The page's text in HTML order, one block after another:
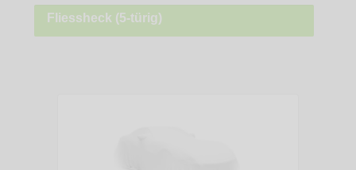
Fliessheck (5-türig)